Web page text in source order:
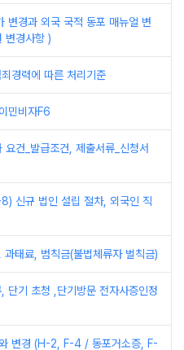
변경과 외국 국적 동포 매뉴얼 변
변경사항 )
경력에 따른 처리기준
민비자F6
건_발급조건, 제출서류_신청서
신규 법인 설립 절차, 외국인 직
태료, 범칙금(불법체류자 벌칙금)
단기 초청 ,단기방문 전자사증인정
변경 (H-2, F-4 / 동포거소증, F-